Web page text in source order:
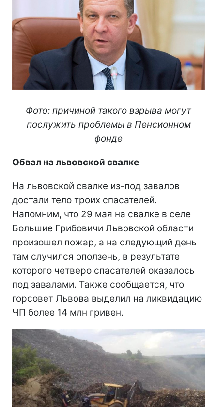
Фото: причиной такого взрыва могут
послужить проблемы в Пенсионном
фонде
Обвал на львовской свалке
На львовской свалке из-под завалов
достали тело троих спасателей.
Напомним, что 29 мая на свалке в селе
Большие Грибовичи Львовской области
произошел пожар, а на следующий день
там случился оползень, в результате
которого четверо спасателей оказалось
под завалами. Также сообщается, что
горсовет Львова выделил на ликвидацию
ЧП более 14 млн гривен.